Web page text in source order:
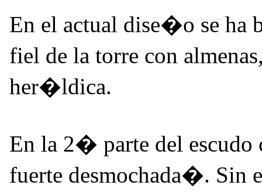
En el actual dise�o se ha
fiel de la torre con
her�ldica.
En la 2� parte del escudo
fuerte desmochada�. Sin